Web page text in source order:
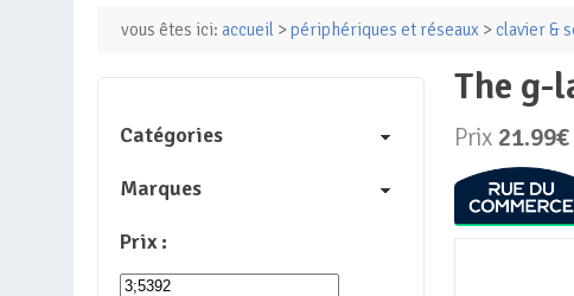
PC de bureau
Mini PC
PC Tout-en-un
vous êtes ici: accueil > périphériques et réseaux > clavier &
the
Prix 21.99€
Catégories
Marques
Prix :